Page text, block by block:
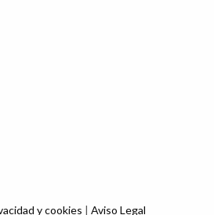
y cookies | Aviso Legal